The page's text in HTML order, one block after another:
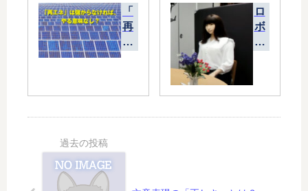
ル
は
つ
続
温
暖
説
疑
「
再
エ
か
ロ
ボ
ッ
別